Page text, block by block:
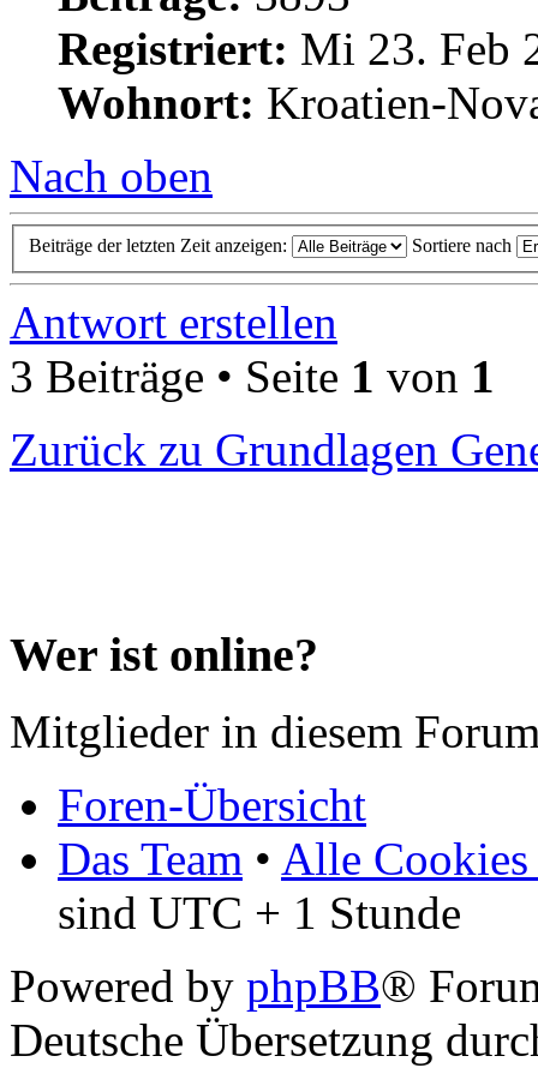
Registriert: Mi 23. Feb
Wohnort: Kroatien-
Nach oben
Beiträge der letzten Zeit anzeigen: Sortiere nach
Antwort erstellen
3 Beiträge • Seite 1 von 1
Zurück zu Grundlagen
Wer ist online?
Mitglieder in diesem
Foren-Übersicht
Das Team • Alle Cookies
sind UTC + 1 Stunde
Powered by phpBB®
Deutsche Übersetzung